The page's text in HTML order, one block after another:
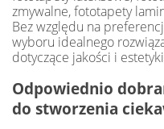
zmywalne, fototapety
Bez względu na
wyboru idealnego
dotyczące jakości i
Odpowiednio
do stworzenia